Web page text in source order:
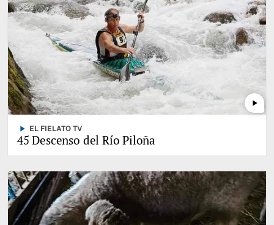
play_arrow
play_arrow EL FIELATO TV
45 Descenso del Río Piloña